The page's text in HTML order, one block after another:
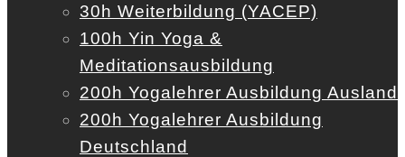
30h Weiterbildung (YACEP)
100h Yin Yoga &
Meditationsausbildung
200h Yogalehrer Ausbildung Ausland
200h Yogalehrer Ausbildung
Deutschland